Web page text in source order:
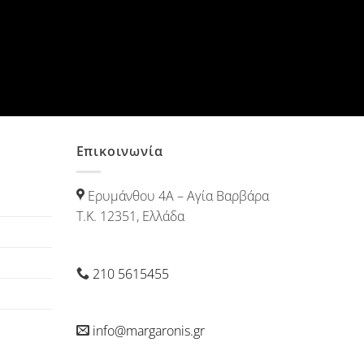
Επικοινωνία
Ερυμάνθου 4Α – Αγία Βαρβάρα
Τ.Κ. 12351, Ελλάδα
210 5615455
info@margaronis.gr